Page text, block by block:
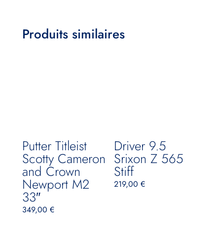
Produits similaires
Putter Titleist
Scotty Cameron
and Crown
Newport M2
33″
349,00 €
Driver 9.5
Srixon Z 565
Stiff
219,00€